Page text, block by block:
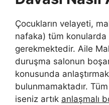
Çocukların velayeti,
nafaka) tüm konularda
gerekmektedir. Aile
duruşma salonun
konusunda
bulunmamaktadır.
iseniz artık anlaşmalı